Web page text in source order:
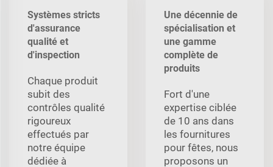
Systèmes stricts
d'assurance
qualité et
d'inspection
Chaque produit
subit des
contrôles qualité
rigoureux
effectués par
notre équipe
dédiée à
Une décennie de
spécialisation et
une gamme
complète de
produits
Fort d'une
expertise ciblée
de 10 ans dans
les fournitures
pour fêtes, nous
proposons un